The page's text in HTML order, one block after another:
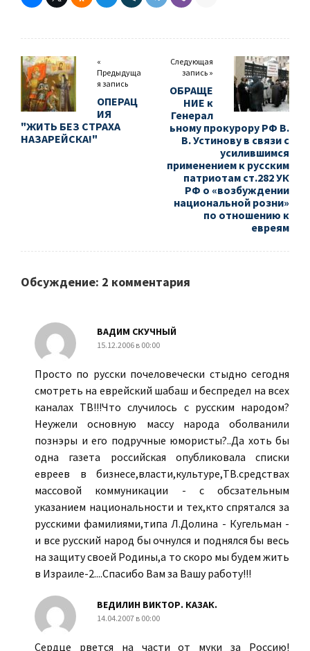
«
Предыдуща
я запись
ОПЕРАЦ
ИЯ
"ЖИТЬ БЕЗ СТРАХА
НАЗАРЕЙСКА!"
Следующая
запись »
ОБРАЩЕ
НИЕ к
Генерал
ьному прокурору РФ В.
В. Устинову в связи с
усилившимся
применением к русским
патриотам ст.282 УК
РФ о «возбуждении
национальной розни»
по отношению к
евреям
Обсуждение: 2 комментария
ВАДИМ СКУЧНЫЙ
15.12.2006 в 00:00
Просто по русски почеловечески стыдно сегодня
смотреть на еврейский шабаш и беспредел на всех
каналах ТВ!!!Что случилось с русским народом?
Неужели основную массу народа оболванили
познэры и его подручные юмористы?..Да хоть бы
одна газета российская опубликовала списки
евреев в бизнесе,власти,культуре,ТВ.средствах
массовой коммуникации - с обсзательным
указанием национальности и тех,кто спрятался за
русскими фамилиями,типа Л.Долина - Кугельман -
и все русский народ бы очнулся и поднялся бы весь
на защиту своей Родины,а то скоро мы будем жить
в Израиле-2....Спасибо Вам за Вашу работу!!!
ВЕДИЛИН ВИКТОР. КАЗАК.
14.04.2007 в 00:00
Сердце рвется на части от муки за Россию!